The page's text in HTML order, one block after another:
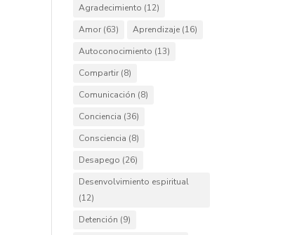
Agradecimiento (12)
Amor (63) Aprendizaje (16)
Autoconocimiento (13)
Compartir (8)
Comunicación (8)
Conciencia (36)
Consciencia (8)
Desapego (26)
Desenvolvimiento espiritual
(12)
Detención (9)